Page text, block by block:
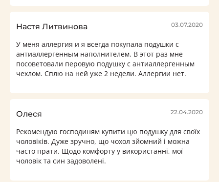
Настя Литвинова 03.07.2020
У меня аллергия и я всегда покупала подушки с
антиаллергенным наполнителем. В этот раз мне
посоветовали перовую подушку с антиаллергенным
чехлом. Сплю на ней уже 2 недели. Аллергии нет.
Олеся 22.04.2020
Рекомендую господиням купити цю подушку для своїх
чоловіків. Дуже зручно, що чохол зйомний і можна
часто прати. Щодо комфорту у використанні, мої
чоловік та син задоволені.